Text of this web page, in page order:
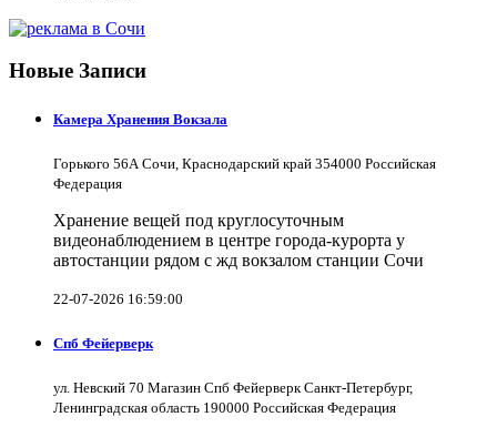
Новые Записи
Камера Хранения Вокзала
Горького 56А Сочи, Краснодарский край 354000 Российская
Федерация
Хранение вещей под круглосуточным
видеонаблюдением в центре города-курорта у
автостанции рядом с жд вокзалом станции Сочи
22-07-2026 16:59:00
Спб Фейерверк
ул. Невский 70 Магазин Спб Фейерверк Санкт-Петербург,
Ленинградская область 190000 Российская Федерация